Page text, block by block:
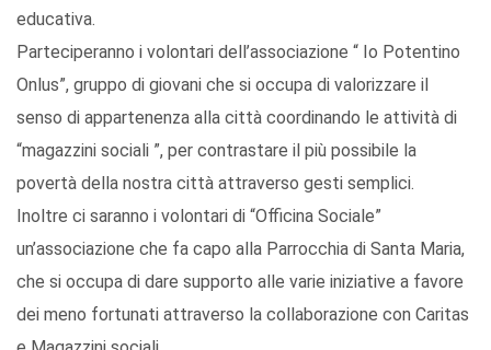
educativa.
Parteciperanno i volontari dell’associazione “ Io Potentino
Onlus”, gruppo di giovani che si occupa di valorizzare il
senso di appartenenza alla città coordinando le attività di
“magazzini sociali ”, per contrastare il più possibile la
povertà della nostra città attraverso gesti semplici.
Inoltre ci saranno i volontari di “Officina Sociale”
un’associazione che fa capo alla Parrocchia di Santa Maria,
che si occupa di dare supporto alle varie iniziative a favore
dei meno fortunati attraverso la collaborazione con Caritas